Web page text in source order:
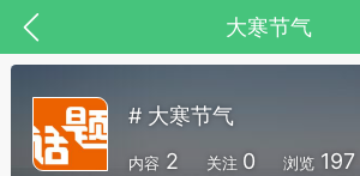
大寒节气
# 大寒节气
内容 2 关注 0 浏览 197